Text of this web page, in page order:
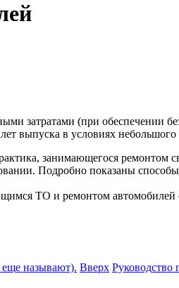
затратами (при обеспечении
в условиях небольшого
занимающегося
Подробно показаны
ТО и ремонтом
называют). Вверх Руководство